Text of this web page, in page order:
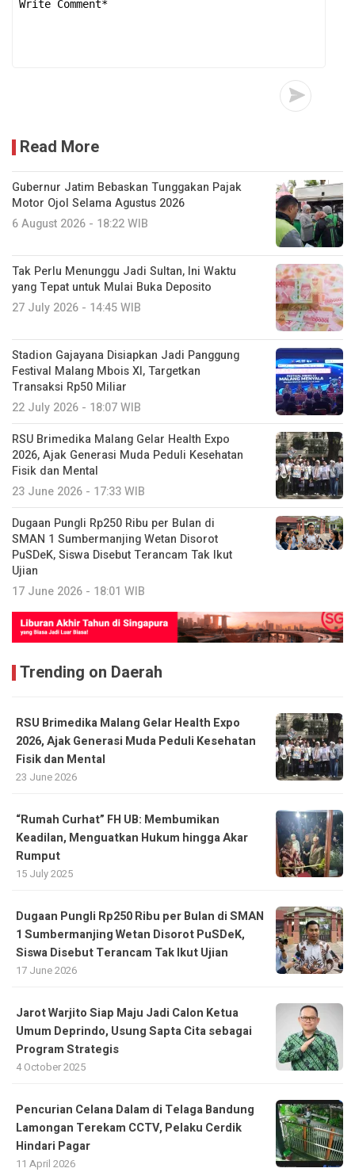
Read More
Gubernur Jatim Bebaskan Tunggakan Pajak
Motor Ojol Selama Agustus 2026
6 August 2026 - 18:22 WIB
Tak Perlu Menunggu Jadi Sultan, Ini Waktu
yang Tepat untuk Mulai Buka Deposito
27 July 2026 - 14:45 WIB
Stadion Gajayana Disiapkan Jadi Panggung
Festival Malang Mbois XI, Targetkan
Transaksi Rp50 Miliar
22 July 2026 - 18:07 WIB
RSU Brimedika Malang Gelar Health Expo
2026, Ajak Generasi Muda Peduli Kesehatan
Fisik dan Mental
23 June 2026 - 17:33 WIB
Dugaan Pungli Rp250 Ribu per Bulan di
SMAN 1 Sumbermanjing Wetan Disorot
PuSDeK, Siswa Disebut Terancam Tak Ikut
Ujian
17 June 2026 - 18:01 WIB
Trending on Daerah
RSU Brimedika Malang Gelar Health Expo
2026, Ajak Generasi Muda Peduli Kesehatan
Fisik dan Mental
23 June 2026
“Rumah Curhat” FH UB: Membumikan
Keadilan, Menguatkan Hukum hingga Akar
Rumput
15 July 2025
Dugaan Pungli Rp250 Ribu per Bulan di SMAN
1 Sumbermanjing Wetan Disorot PuSDeK,
Siswa Disebut Terancam Tak Ikut Ujian
17 June 2026
Jarot Warjito Siap Maju Jadi Calon Ketua
Umum Deprindo, Usung Sapta Cita sebagai
Program Strategis
4 October 2025
Pencurian Celana Dalam di Telaga Bandung
Lamongan Terekam CCTV, Pelaku Cerdik
Hindari Pagar
11 April 2026